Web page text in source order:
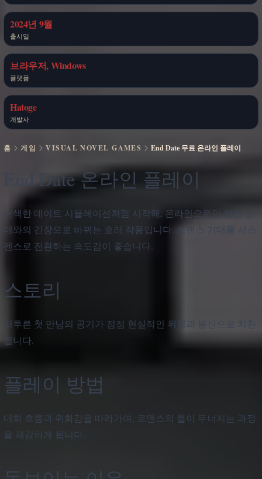
2024년 9월
출시일
브라우저, Windows
플랫폼
Hatoge
개발사
홈 게임 VISUAL NOVEL GAMES End Date 무료 온라인 플레이
End Date 온라인 플레이
어색한 데이트 시뮬레이션처럼 시작해, 온라인으로만 알던 상
대와의 긴장으로 바뀌는 호러 작품입니다. 로맨스 기대를 서스
펜스로 전환하는 속도감이 좋습니다.
스토리
서투른 첫 만남의 공기가 점점 현실적인 위협과 불신으로 치환
됩니다.
플레이 방법
대화 흐름과 위화감을 따라가며, 로맨스의 틀이 무너지는 과정
을 체감하게 됩니다.